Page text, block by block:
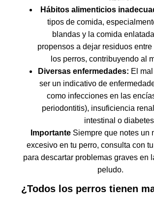
Hábitos alimenticios
tipos de comida,
blandas y la comida
propensos a dejar residuos
los perros, contribuyendo al
Diversas enfermedades: El
ser un indicativo de
como infecciones en las
periodontitis), insuficiencia
intestinal o
Importante Siempre que notes un
excesivo en tu perro, consulta con
para descartar problemas graves en
peludo.
¿Todos los perros tienen